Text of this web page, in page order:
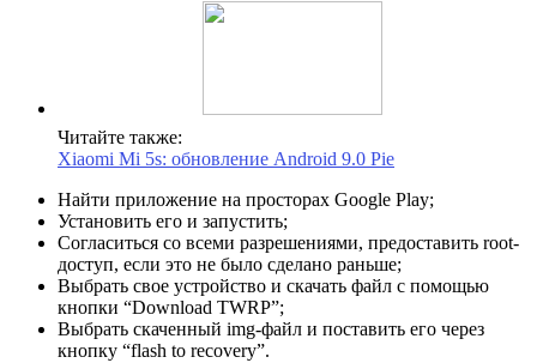
Читайте также:
Xiaomi Mi 5s: обновление Android 9.0 Pie
Найти приложение на просторах Google Play;
Установить его и запустить;
Согласиться со всеми разрешениями, предоставить root-
доступ, если это не было сделано раньше;
Выбрать свое устройство и скачать файл с помощью
кнопки “Download TWRP”;
Выбрать скаченный img-файл и поставить его через
кнопку “flash to recovery”.